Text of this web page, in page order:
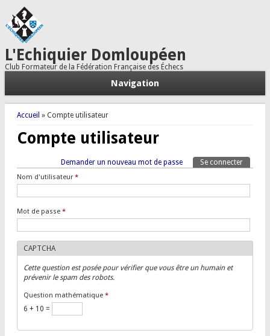
L'Echiquier Domloupéen
Club Formateur de la Fédération Française des Échecs
Navigation
Vous êtes ici
Accueil » Compte utilisateur
Compte utilisateur
Onglets principaux Se connecter
Demander un nouveau mot de passe
Tertiary tabs
Nom d'utilisateur*
Mot de passe *
CAPTCHA
Cette question est posée pour vérifier que vous être un humain et
prévenir le spam des robots.
Question mathématique *
6 + 10 =